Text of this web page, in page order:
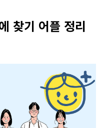
찾기 어플 정리